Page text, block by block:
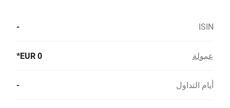
ISIN
-
عمولة 0 EUR*
أيام التداول -